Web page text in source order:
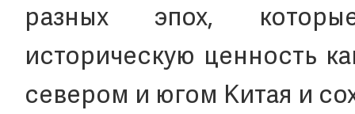
разных эпох,
историческую ценность
севером и югом Китая и